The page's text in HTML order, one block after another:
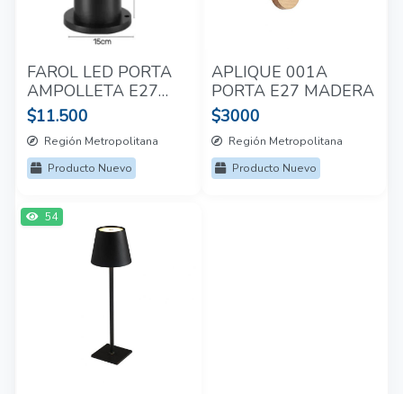
FAROL LED PORTA
AMPOLLETA E27
30CM
$11.500
Región Metropolitana
Producto Nuevo
APLIQUE 001A
PORTA E27 MADERA
$3000
Región Metropolitana
Producto Nuevo
54